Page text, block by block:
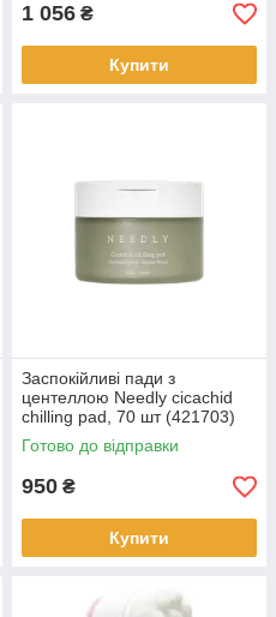
1 056 ₴
Купити
Заспокійливі пади з
центеллою Needly cicachid
chilling pad, 70 шт (421703)
Готово до відправки
950 ₴
Купити